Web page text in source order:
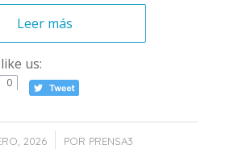
Leer más
us:
0
2026
/ POR PRENSA3